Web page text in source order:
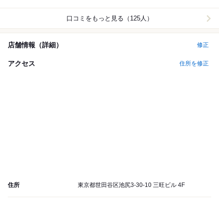
口コミをもっと見る（125人）
店舗情報（詳細） 修正
アクセス 住所を修正
住所 東京都世田谷区池尻3-30-10 三旺ビル 4F